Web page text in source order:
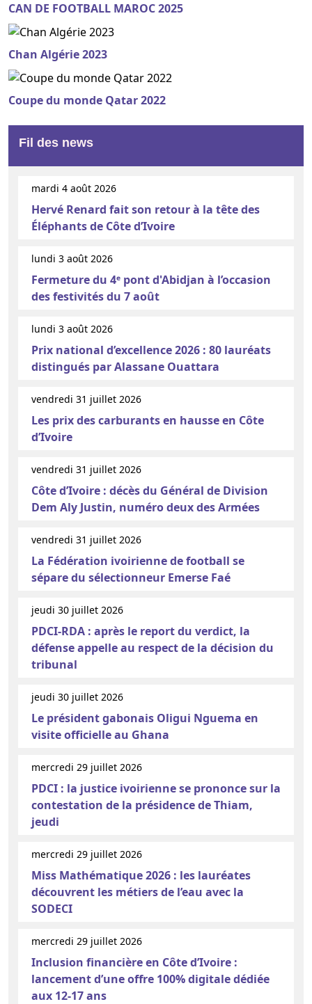
CAN DE FOOTBALL MAROC 2025
Chan Algérie 2023
Coupe du monde Qatar 2022
Fil des news
mardi 4 août 2026
Hervé Renard fait son retour à la tête des
Éléphants de Côte d’Ivoire
lundi 3 août 2026
Fermeture du 4ᵉ pont d'Abidjan à l’occasion
des festivités du 7 août
lundi 3 août 2026
Prix national d’excellence 2026 : 80 lauréats
distingués par Alassane Ouattara
vendredi 31 juillet 2026
Les prix des carburants en hausse en Côte
d’Ivoire
vendredi 31 juillet 2026
Côte d’Ivoire : décès du Général de Division
Dem Aly Justin, numéro deux des Armées
vendredi 31 juillet 2026
La Fédération ivoirienne de football se
sépare du sélectionneur Emerse Faé
jeudi 30 juillet 2026
PDCI-RDA : après le report du verdict, la
défense appelle au respect de la décision du
tribunal
jeudi 30 juillet 2026
Le président gabonais Oligui Nguema en
visite officielle au Ghana
mercredi 29 juillet 2026
PDCI : la justice ivoirienne se prononce sur la
contestation de la présidence de Thiam,
jeudi
mercredi 29 juillet 2026
Miss Mathématique 2026 : les lauréates
découvrent les métiers de l’eau avec la
SODECI
mercredi 29 juillet 2026
Inclusion financière en Côte d’Ivoire :
lancement d’une offre 100% digitale dédiée
aux 12-17 ans